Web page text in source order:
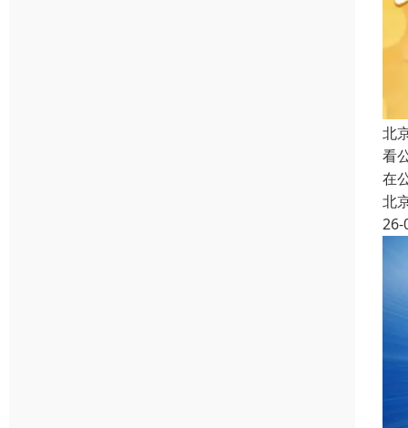
北
看
在
北
26-